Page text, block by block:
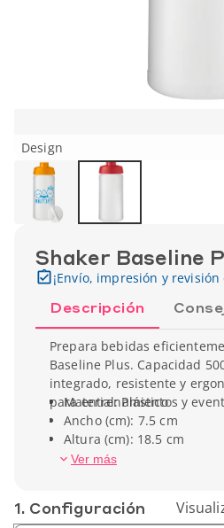
Design
Shaker Baseline
¡Envío, impresión y
Descripción
Prepara bebidas
Baseline Plus. Capacidad
integrado, resistente y
para entrenamientos y
Material: Plástico
Ancho (cm): 7.5 cm
Altura (cm): 18.5 cm
Capacidad: 50 cl
Ver más
1. Conf­iguración